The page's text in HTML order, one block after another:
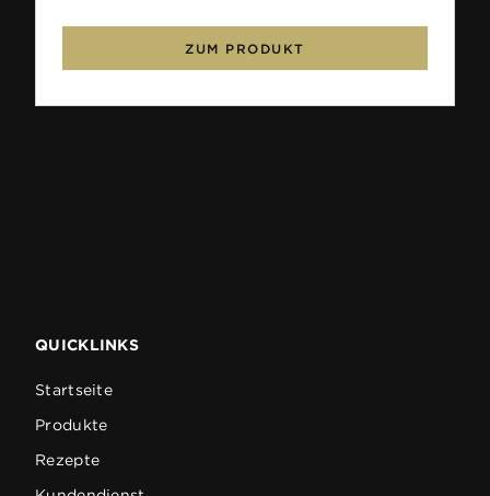
ZUM PRODUKT
QUICKLINKS
Startseite
Produkte
Rezepte